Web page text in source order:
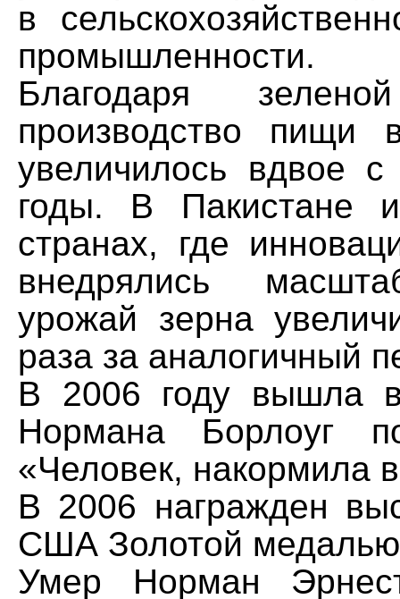
в
промышленности.
Благодаря
производство
увеличилось вдвое
годы. В Пакистане
странах, где
внедрялись
урожай зерна
раза за аналогичный
В 2006 году вышла
Нормана Борлоуг
«Человек, накормила
В 2006 награжден
США Золотой медалью
Умер Норман